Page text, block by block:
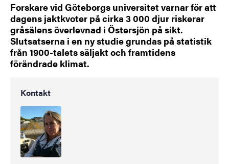
Forskare vid Göteborgs universitet varnar för att
dagens jaktkvoter på cirka 3 000 djur riskerar
gråsälens överlevnad i Östersjön på sikt.
Slutsatserna i en ny studie grundas på statistik
från 1900-talets säljakt och framtidens
förändrade klimat.
Kontakt